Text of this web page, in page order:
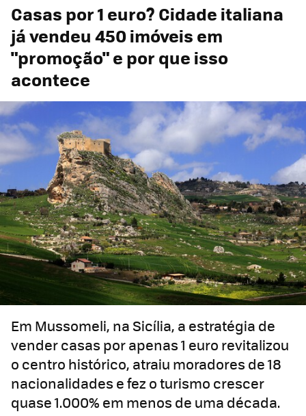
Casas por 1 euro? Cidade italiana
já vendeu 450 imóveis em
"promoção" e por que isso
acontece
Em Mussomeli, na Sicília, a estratégia de
vender casas por apenas 1 euro revitalizou
o centro histórico, atraiu moradores de 18
nacionalidades e fez o turismo crescer
quase 1.000% em menos de uma década.